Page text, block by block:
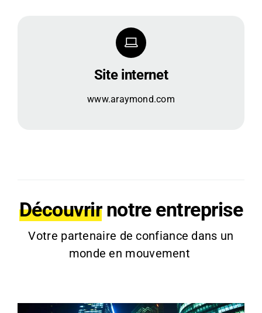
Site internet
www.araymond.com
Découvrirnotre entreprise
Votre partenaire de confiance dans un
monde en mouvement